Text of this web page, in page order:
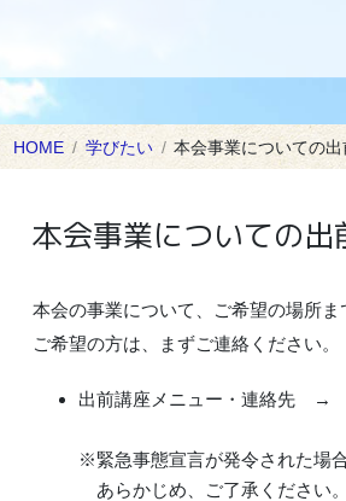
HOME 学びたい 本会事業についての
本会事業についての出
本会の事業について、ご希望の場所ま
ご希望の方は、まずご連絡ください。
出前講座メニュー・連絡先 →
※緊急事態宣言が発令された場
あらかじめ、ご了承ください。